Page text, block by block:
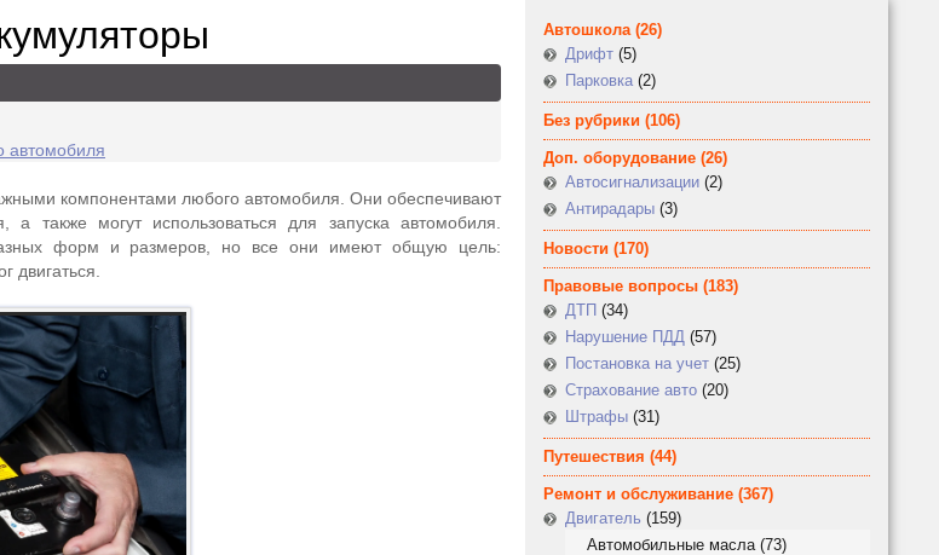
автомобиля
компонентами любого автомобиля. Они обеспечивают
также могут использоваться для запуска автомобиля.
форм и размеров, но все они имеют общую цель:
двигаться.
Автошкола(26)
Дрифт (5)
Парковка (2)
Без рубрики (106)
Доп. оборудование (26)
Автосигнализации (2)
Антирадары (3)
Новости (170)
Правовые вопросы (183)
ДТП (34)
Нарушение ПДД (57)
Постановка на учет (25)
Страхование авто (20)
Штрафы (31)
Путешествия (44)
Ремонт и обслуживание (367)
Двигатель (159)
Автомобильные масла(73)